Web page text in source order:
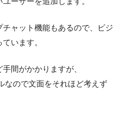
ャット機能もあるので、ビジ
います。
間がかかりますが、
なので文面をそれほど考えず